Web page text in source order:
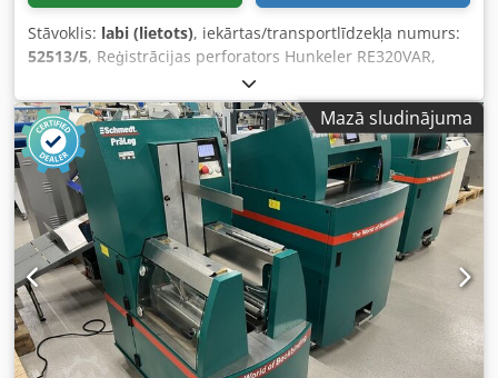
Stāvoklis: labi (lietots), iekārtas/transportlīdzekļa numurs:
52513/5, Reģistrācijas perforators Hunkeler RE320VAR,
labā stāvoklī, pieejams uzreiz Dkjdpfjrc Attex Acper Mūsu
noliktavā ir vēl divas šādas iekārtas. Pēc pieprasījuma ar
prieku sniegsim informāciju arī par citiem mūsu
piedāvājumā esošajiem iekārtām. Jūs esat laipni aicināti,
iepriekš vienojoties, apskatīt iekārtu mūsu telpās.
Mazā sludinājuma